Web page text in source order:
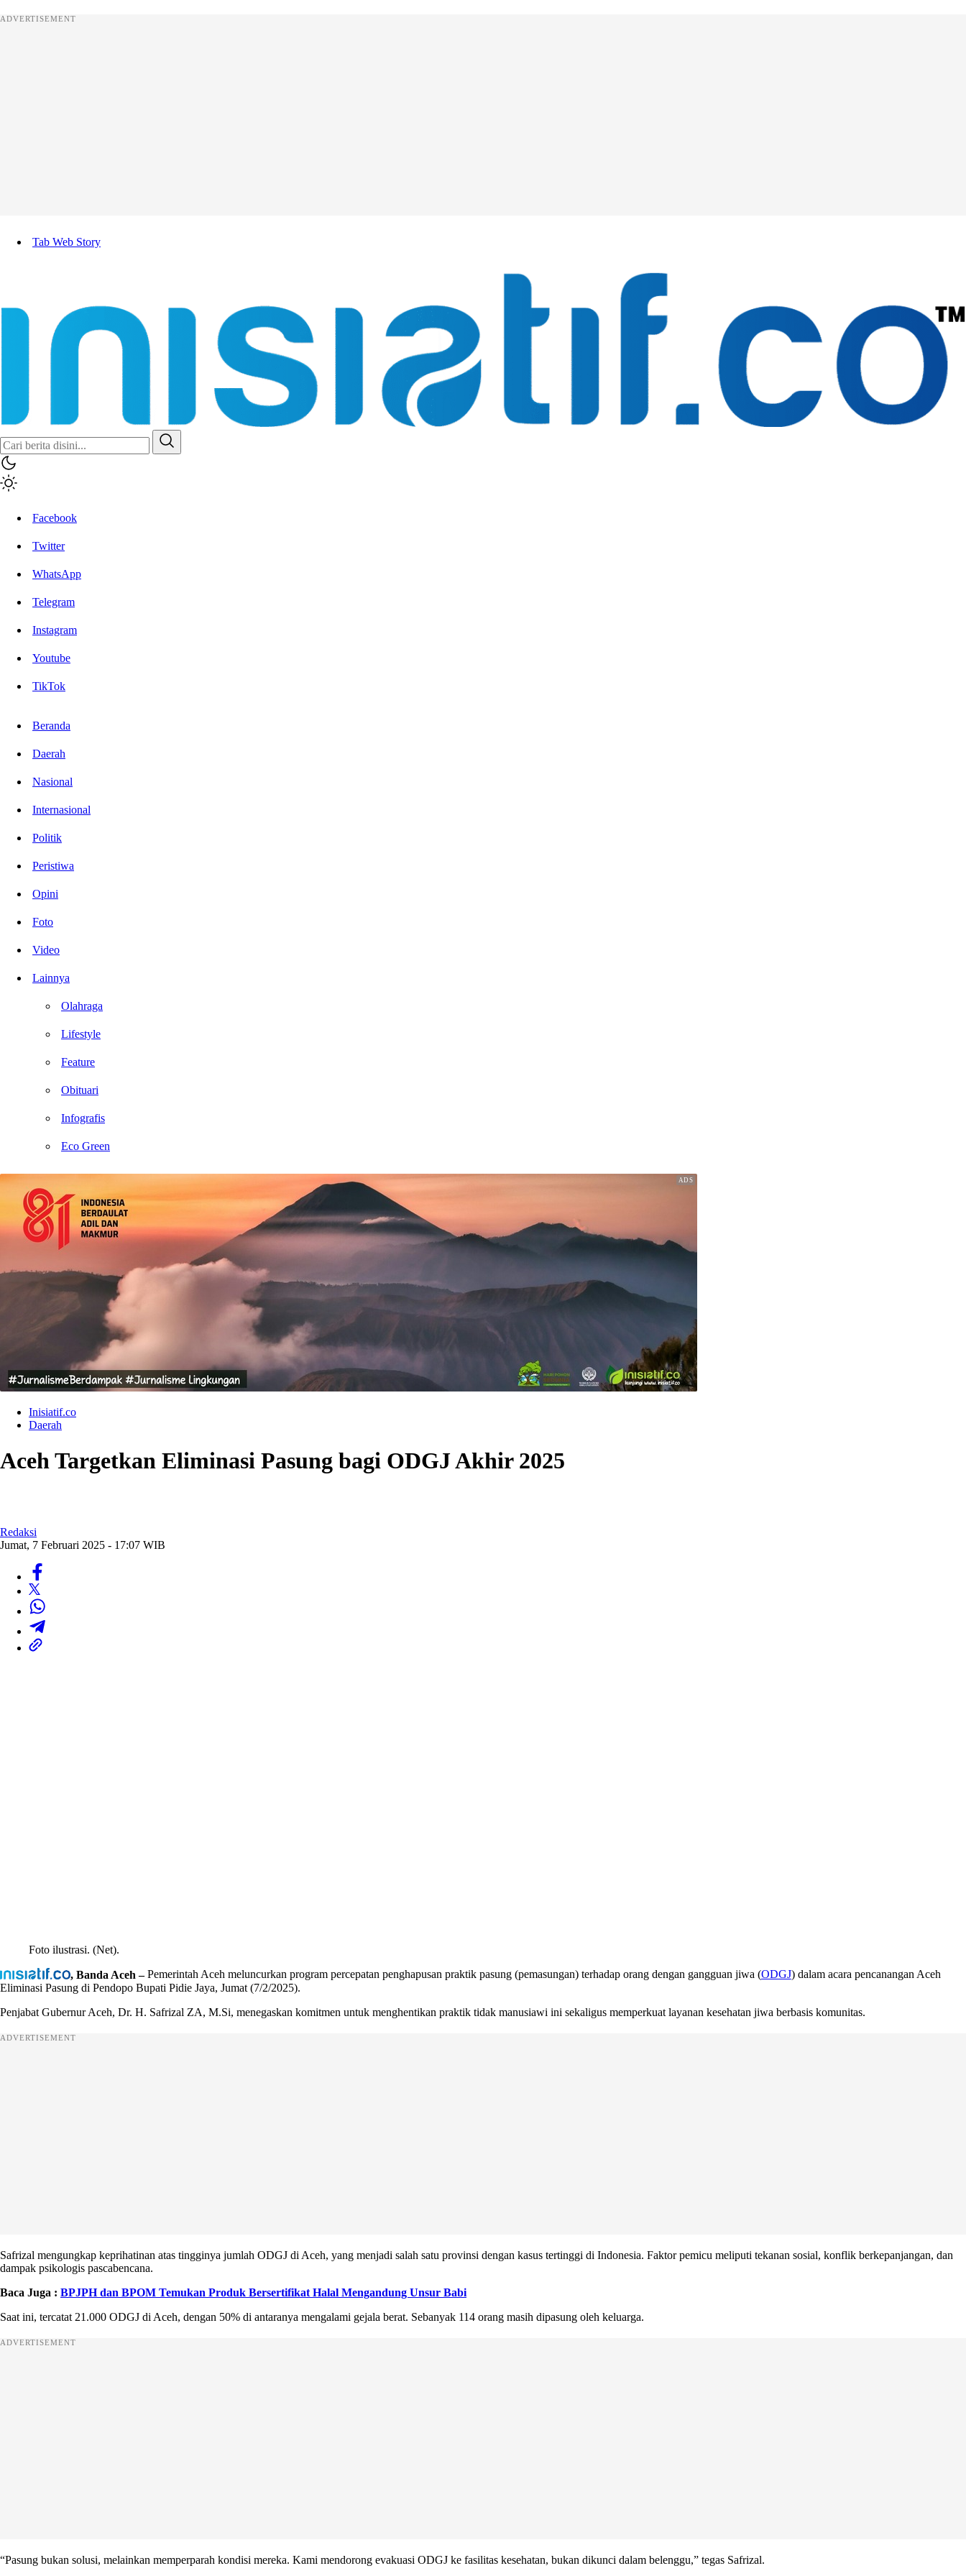
ADVERTISEMENT
Tab Web Story
Facebook
Twitter
WhatsApp
Telegram
Instagram
Youtube
TikTok
Beranda
Daerah
Nasional
Internasional
Politik
Peristiwa
Opini
Foto
Video
Lainnya
Olahraga
Lifestyle
Feature
Obituari
Infografis
Eco Green
Inisiatif.co
Daerah
Aceh Targetkan Eliminasi Pasung bagi ODGJ Akhir 2025
Redaksi
Jumat, 7 Februari 2025 - 17:07 WIB
Foto ilustrasi. (Net).
, Banda Aceh –Pemerintah Aceh meluncurkan program percepatan penghapusan praktik pasung (pemasungan) terhadap orang dengan gangguan jiwa (ODGJ) dalam acara pencanangan Aceh
Eliminasi Pasung di Pendopo Bupati Pidie Jaya, Jumat (7/2/2025).
Penjabat Gubernur Aceh, Dr. H. Safrizal ZA, M.Si, menegaskan komitmen untuk menghentikan praktik tidak manusiawi ini sekaligus memperkuat layanan kesehatan jiwa berbasis komunitas.
ADVERTISEMENT
Safrizal mengungkap keprihatinan atas tingginya jumlah ODGJ di Aceh, yang menjadi salah satu provinsi dengan kasus tertinggi di Indonesia. Faktor pemicu meliputi tekanan sosial, konflik berkepanjangan, dan
dampak psikologis pascabencana.
Baca Juga : BPJPH dan BPOM Temukan Produk Bersertifikat Halal Mengandung Unsur Babi
Saat ini, tercatat 21.000 ODGJ di Aceh, dengan 50% di antaranya mengalami gejala berat. Sebanyak 114 orang masih dipasung oleh keluarga.
ADVERTISEMENT
“Pasung bukan solusi, melainkan memperparah kondisi mereka. Kami mendorong evakuasi ODGJ ke fasilitas kesehatan, bukan dikunci dalam belenggu,” tegas Safrizal.